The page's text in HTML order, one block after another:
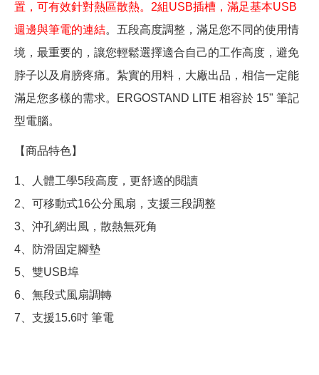
置，可有效針對熱區散熱。2組USB插槽，滿足基本USB
週邊與筆電的連結。五段高度調整，滿足您不同的使用情
境，最重要的，讓您輕鬆選擇適合自己的工作高度，避免
脖子以及肩膀疼痛。紮實的用料，大廠出品，相信一定能
滿足您多樣的需求。ERGOSTAND LITE 相容於 15" 筆記
型電腦。
【商品特色】
1、人體工學5段高度，更舒適的閱讀
2、可移動式16公分風扇，支援三段調整
3、沖孔網出風，散熱無死角
4、防滑固定腳墊
5、雙USB埠
6、無段式風扇調轉
7、支援15.6吋 筆電